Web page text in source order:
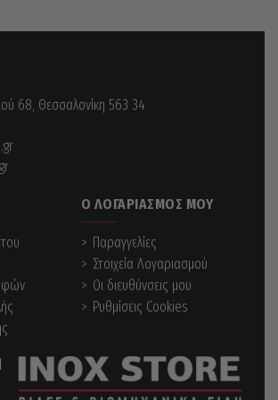
68, Θεσσαλονίκη 563 34
Ο ΛΟΓΑΡΙΑΣΜΌΣ ΜΟΥ
Παραγγελίες
Στοιχεία Λογαριασμού
Οι διευθύνσεις μου
Ρυθμίσεις Cookies